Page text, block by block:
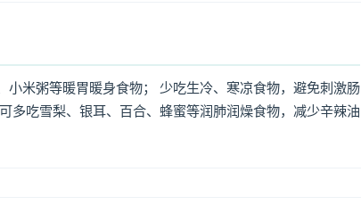
米粥等暖胃暖身食物； 少吃生冷、寒凉食物，避免刺激肠
多吃雪梨、银耳、百合、蜂蜜等润肺润燥食物，减少辛辣油